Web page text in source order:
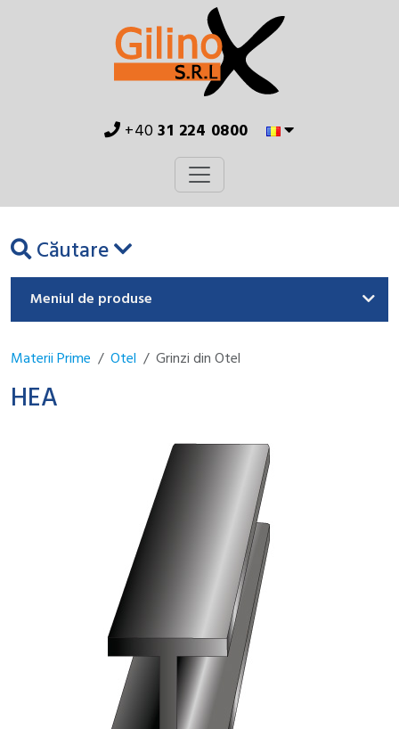
+4031 224 0800
Căutare
Meniul de produse
Materii Prime Otel Grinzi din Otel
HEA